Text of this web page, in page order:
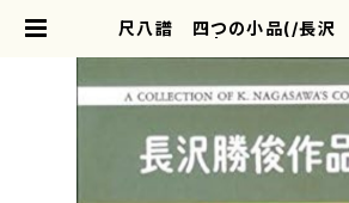
尺八譜 四つの小品(/長沢